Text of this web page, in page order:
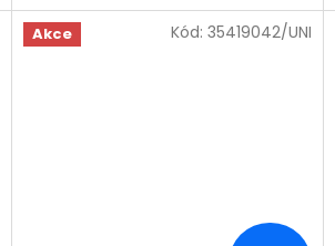
Akce Kód: 35419042/UNI